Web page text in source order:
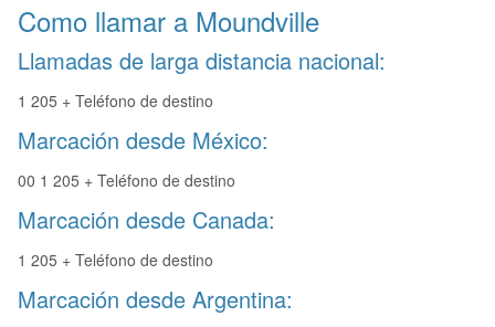
Como llamar a Moundville
Llamadas de larga distancia nacional:
1 205 + Teléfono de destino
Marcación desde México:
00 1 205 + Teléfono de destino
Marcación desde Canada:
1 205 + Teléfono de destino
Marcación desde Argentina: